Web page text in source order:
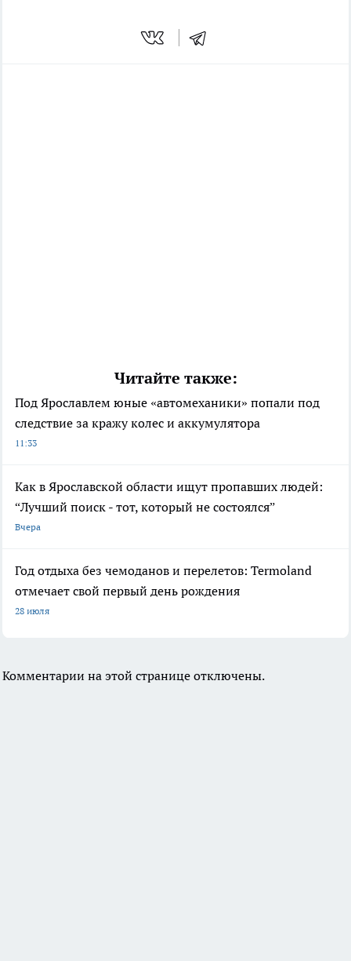
Читайте также:
Под Ярославлем юные «автомеханики» попали под
следствие за кражу колес и аккумулятора
11:33
Как в Ярославской области ищут пропавших людей:
“Лучший поиск - тот, который не состоялся”
Вчера
Год отдыха без чемоданов и перелетов: Termoland
отмечает свой первый день рождения
28 июля
Комментарии на этой странице отключены.